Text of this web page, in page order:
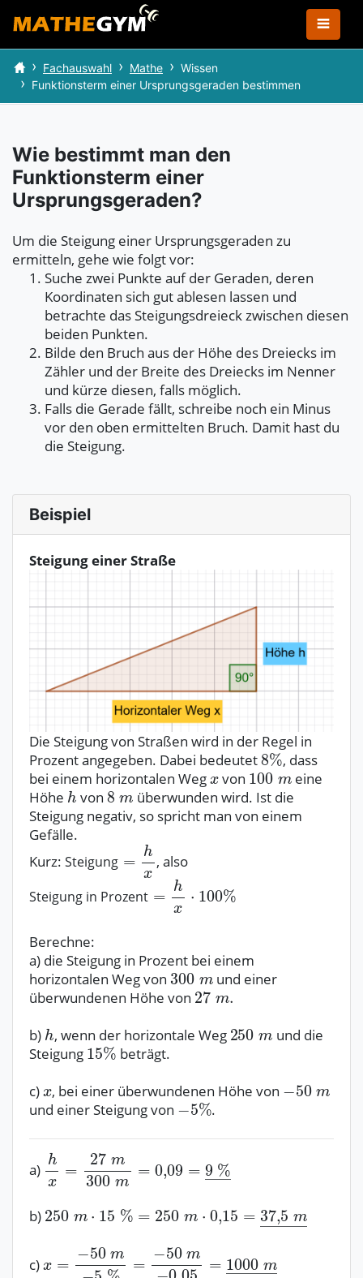
Fachauswahl Mathe
Wissen
Funktionsterm einer Ursprungsgeraden bestimmen
Wie bestimmt man den
Funktionsterm einer
Ursprungsgeraden?
Um die Steigung einer Ursprungsgeraden zu
ermitteln, gehe wie folgt vor:
Suche zwei Punkte auf der Geraden, deren
Koordinaten sich gut ablesen lassen und
betrachte das Steigungsdreieck zwischen diesen
beiden Punkten.
Bilde den Bruch aus der Höhe des Dreiecks im
Zähler und der Breite des Dreiecks im Nenner
und kürze diesen, falls möglich.
Falls die Gerade fällt, schreibe noch ein Minus
vor den oben ermittelten Bruch. Damit hast du
die Steigung.
Beispiel
Steigung einer Straße
Die Steigung von Straßen wird in der Regel in
Prozent angegeben. Dabei bedeutet
, dass
bei einem horizontalen Weg
von
eine
Höhe
von
überwunden wird. Ist die
Steigung negativ, so spricht man von einem
Gefälle.
Kurz:
Steigung , also
Steigung in Prozent
Berechne:
a) die Steigung in Prozent bei einem
horizontalen Weg von
und einer
überwundenen Höhe von
b)
, wenn der horizontale Weg
und die
Steigung
beträgt.
c)
, bei einer überwundenen Höhe von
und einer Steigung von
.
a)
b)
c)